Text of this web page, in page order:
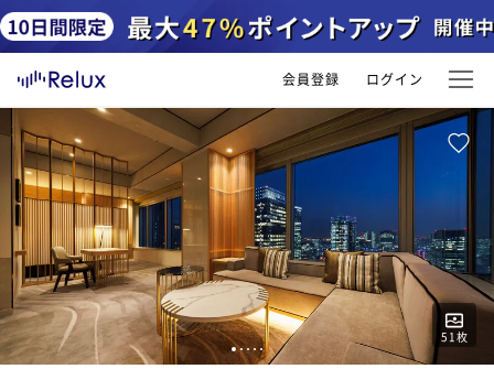
会員登録 ログイン
51 枚
123 4 5